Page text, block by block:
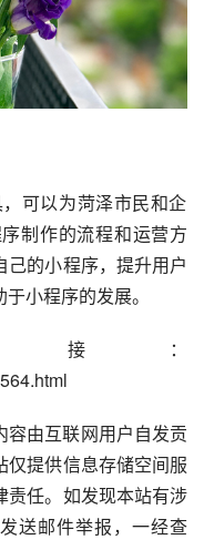
制作的流程和运营方
的小程序，提升用户
小程序的发展。
接：
由互联网用户自发贡
仅提供信息存储空间服
责任。如发现本站有涉
送邮件举报，一经查